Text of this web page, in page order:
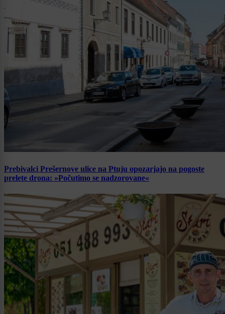
Prebivalci Prešernove ulice na Ptuju opozarjajo na pogoste
prelete drona: »Počutimo se nadzorovane«